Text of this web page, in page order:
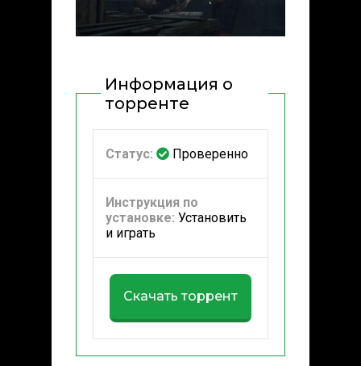
Информация о
торренте
Статус: Проверенно
Инструкция по
установке: Установить
и играть
Скачать торрент